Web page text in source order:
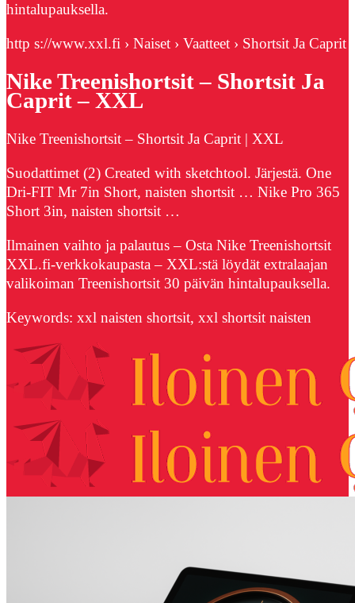
hintalupauksella.
http s://www.xxl.fi › Naiset › Vaatteet › Shortsit Ja Caprit
Nike Treenishortsit – Shortsit Ja
Caprit – XXL
Nike Treenishortsit – Shortsit Ja Caprit | XXL
Suodattimet (2) Created with sketchtool. Järjestä. One
Dri-FIT Mr 7in Short, naisten shortsit … Nike Pro 365
Short 3in, naisten shortsit …
Ilmainen vaihto ja palautus – Osta Nike Treenishortsit
XXL.fi-verkkokaupasta – XXL:stä löydät extralaajan
valikoiman Treenishortsit 30 päivän hintalupauksella.
Keywords: xxl naisten shortsit, xxl shortsit naisten